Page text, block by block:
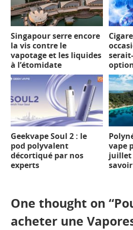
Singapour serre encore
la vis contre le
vapotage et les liquides
à l’étomidate
Geekvape Soul 2 : le
pod polyvalent
décortiqué par nos
experts
vape
juillet
savoir
One thought on “
acheter une